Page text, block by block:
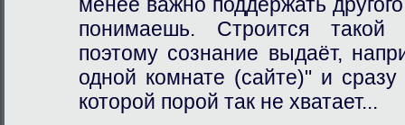
менее важно поддержать
понимаешь. Строится такой
поэтому сознание выдаёт,
одной комнате (сайте)" и сразу
которой порой так не хватает...